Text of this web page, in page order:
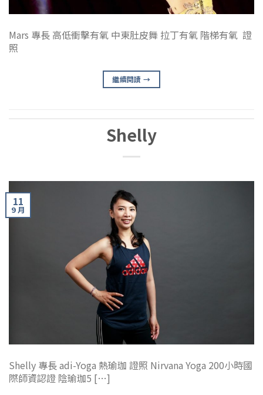
Mars 專長 高低衝擊有氧 中東肚皮舞 拉丁有氧 階梯有氧 證
照
繼續閱讀→
Shelly
11
9 月
Shelly 專長 adi-Yoga 熱瑜珈 證照 Nirvana Yoga 200小時國
際師資認證 陰瑜珈5 […]